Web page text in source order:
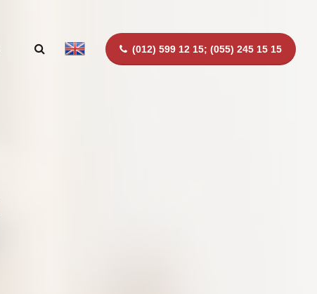
(012) 599 12 15; (055) 245 15 15